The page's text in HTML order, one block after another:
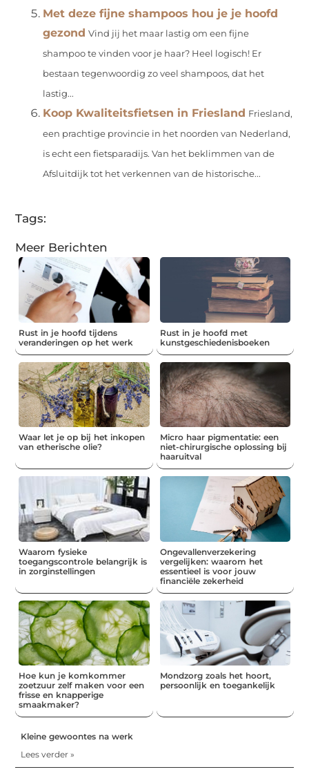
Met deze fijne shampoos hou je je hoofd
gezond Vind jij het maar lastig om een fijne
shampoo te vinden voor je haar? Heel logisch! Er
bestaan tegenwoordig zo veel shampoos, dat het
lastig...
Koop Kwaliteitsfietsen in Friesland Friesland,
een prachtige provincie in het noorden van Nederland,
is echt een fietsparadijs. Van het beklimmen van de
Afsluitdijk tot het verkennen van de historische...
Tags:
Meer Berichten
Rust in je hoofd tijdens
veranderingen op het werk
Rust in je hoofd met
kunstgeschiedenisboeken
Waar let je op bij het inkopen
van etherische olie?
Micro haar pigmentatie: een
niet-chirurgische oplossing bij
haaruitval
Waarom fysieke
toegangscontrole belangrijk is
in zorginstellingen
Ongevallenverzekering
vergelijken: waarom het
essentieel is voor jouw
financiële zekerheid
Hoe kun je komkommer
zoetzuur zelf maken voor een
frisse en knapperige
smaakmaker?
Mondzorg zoals het hoort,
persoonlijk en toegankelijk
Kleine gewoontes na werk
Lees verder »